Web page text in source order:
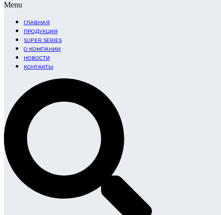
Menu
ГЛАВНАЯ
ПРОДУКЦИЯ
SUPER SERIES
О КОМПАНИИ
НОВОСТИ
КОНТАКТЫ